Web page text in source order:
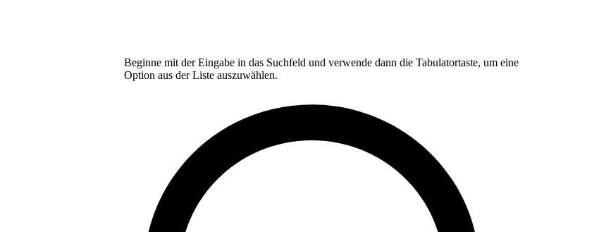
Beginne mit der Eingabe in das Suchfeld und verwende dann die Tabulatortaste, um eine
Option aus der Liste auszuwählen.